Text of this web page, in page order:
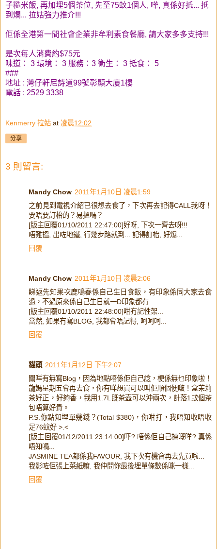
子糙米飯, 再加埋5個茶位, 先至75蚊1個人, 嘩, 真係好抵... 抵
到爛... 拉姑強力推介!!!
佢係全港第一間社會企業非牟利素食餐廳, 請大家多多支持!!!
是次每人消費約$75元
味道： 3 環境： 3 服務：3 衛生： 3 抵食： 5
###
地址 : 灣仔軒尼詩道99號彰顯大廈1樓
電話 : 2529 3338
Kenmerry 拉姑 at 凌晨12:02
分享
3 則留言:
Mandy Chow 2011年1月10日 凌晨1:59
之前見到電視介紹已很想去食了，下次再去記得CALL我呀！
要唔要訂枱的？易搵嗎？
[版主回覆01/10/2011 22:47:00]好呀, 下次一齊去呀!!!
唔難搵, 出咗地鐵, 行幾步路就到... 記得訂枱, 好爆...
回覆
Mandy Chow 2011年1月10日 凌晨2:06
睇返先知果次鹿鳴春係自己生日食飯，有印象係同大家去食
過，不過原來係自己生日就一D印象都冇
[版主回覆01/10/2011 22:48:00]咁冇記性架...
當然, 如果冇寫BLOG, 我都會唔記得, 呵呵呵...
回覆
貓頭 2011年1月12日 下午2:07
關咩有無寫Blog，因為地點唔係佢自己諗，梗係無乜印象啦！
龍媽星期五會再去食，你有咩想買可以叫佢順個便啵！盒茉莉
茶好正，好夠香，我用1.7L既茶壺可以沖兩次，計落1蚊個茶
包唔算好貴。
P.S.你點知埋單幾錢？(Total $380)，你咁打，我唔知收唔收
足76蚊好 >.<
[版主回覆01/12/2011 23:14:00]吓? 唔係佢自己揀嘅咩? 真係
唔知喎...
JASMINE TEA都係我FAVOUR, 我下次有機會再去先買啦...
我影咗佢張上菜紙嘛, 我仲問你最後埋單條數係咪一樣...
回覆